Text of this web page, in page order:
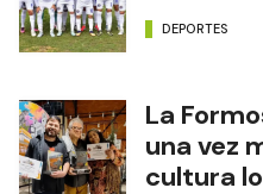
DEPORTES
La
una vez
cultura